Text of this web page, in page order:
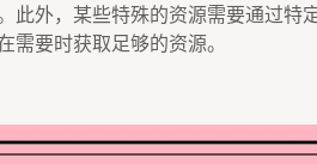
此外，某些特殊的资源需要通过特
需要时获取足够的资源。